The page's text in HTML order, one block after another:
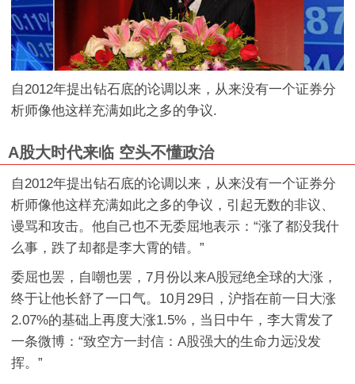
自2012年提出钻石底的论调以来，从来没有一个证券分
析师像他这样充满如此之多的争议.
A股大时代来临 空头不懂政治
自2012年提出钻石底的论调以来，从来没有一个证券分
析师像他这样充满如此之多的争议，引起无数的非议、
谩骂和攻击。他自己也不无委屈地表示：“涨了都没我什
么事，跌了却都是李大霄的错。”
委屈也罢，自嘲也罢，7月份以来A股冠绝全球的大涨，
终于让他长舒了一口气。10月29日，沪指在前一日大涨
2.07%的基础上再度大涨1.5%，当日中午，李大霄发了
一条微博：“致空方一封信：A股强大的生命力远没发
挥。”